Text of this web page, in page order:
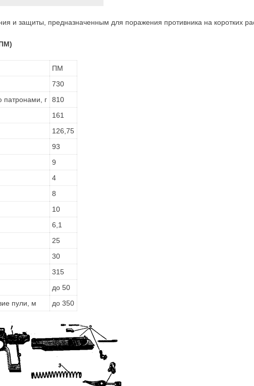
и защиты, предназначенным для поражения противника на коротких
ПМ
730
патронами, г
810
161
126,75
93
9
4
8
10
6,1
25
30
315
до 50
пули, м до 350